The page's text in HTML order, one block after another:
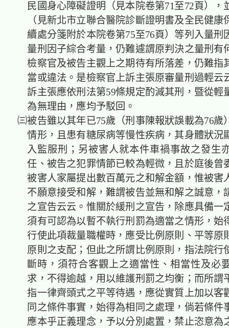
民國身心障礙證明（見本院卷第71至72頁），
（見新北市立聯合醫院診斷證明書及全民健康
續處分箋附於本院卷第75至76頁）等列入量刑
量刑因子綜合考量，仍難遽謂原判決之量刑有
檢察官及被告主觀上之期待有所落差，仍難指
當或違法。是檢察官上訴主張原審量刑過輕云
訴主張應依刑法第59條規定酌減其刑，暨從輕
為無理由，應均予駁回。
㈢被告雖以其年已75歲（刑事陳報狀誤載為76歲
情形，且患有糖尿病等慢性疾病，其身體狀況
入監服刑；另被害人就本件車禍事故之發生
任、被告之犯罪情節已較為輕微，且於庭後曾
被害人家屬提出數百萬元之和解金額，惟被害
不願意接受和解，難謂被告並無和解之誠意，
之宣告云云。惟關於緩刑之宣告，除應具備一
須有可認為以暫不執行刑罰為適當之情形，始
行使此項裁量職權時，應受比例原則、平等原
原則之支配；但此之所謂比例原則，指法院行
斷時，須符合客觀上之適當性、相當性及必
求，不得逾越，用以維護刑罰之均衡；而所謂
指一律齊頭式之平等待遇，應從實質上加以客
同之條件事實，始得為相同之處理，倘若條件
應本乎正義理念，予以分別處置，禁止恣意為